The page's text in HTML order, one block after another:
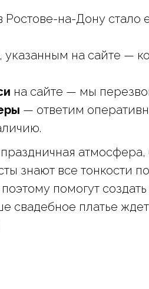
Ростове-на-Дону
, указанным на сайте —
на сайте — мы
— ответим
знают все тонкости
помогут
свадебное платье